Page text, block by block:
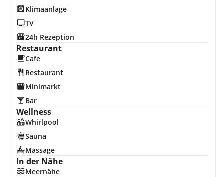
Klimaanlage
TV
24h Rezeption
Restaurant
Cafe
Restaurant
Minimarkt
Bar
Wellness
Whirlpool
Sauna
Massage
In der Nähe
Meernähe